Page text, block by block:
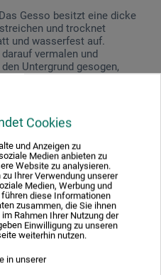
Cookies
und Anzeigen zu
Medien anbieten zu
Website zu analysieren.
Ihrer Verwendung unserer
Medien, Werbung und
diese Informationen
zusammen, die Sie ihnen
Rahmen Ihrer Nutzung der
Einwilligung zu unseren
weiterhin nutzen.
in unserer
Gesso besitzt eine dicke
und trocknet
und wasserfest auf.
vermalen und
Untergrund gesogen,
an Weißgrundierungen
Ein Gesso hat im
aber eigentlich
(Kreide, Marmormehl,
griffiger und
macht. Bei diesem
bildet eine dünne Schicht,
die Saugfähigkeit reduziert.
ca. 300 bis 500 g Kreide oder
verleiht dem Gesso mehr